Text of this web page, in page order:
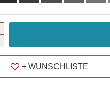
+ WUNSCHLISTE